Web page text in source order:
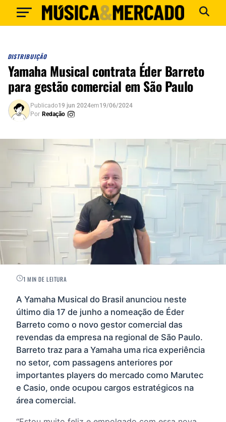
DISTRIBUIÇÃO
Yamaha Musical contrata Éder Barreto
para gestão comercial em São Paulo
Publicado19 jun 2024em19/06/2024
Por Redação
1 MIN DE LEITURA
A Yamaha Musical do Brasil anunciou neste
último dia 17 de junho a nomeação de Éder
Barreto como o novo gestor comercial das
revendas da empresa na regional de São Paulo.
Barreto traz para a Yamaha uma rica experiência
no setor, com passagens anteriores por
importantes players do mercado como Marutec
e Casio, onde ocupou cargos estratégicos na
área comercial.